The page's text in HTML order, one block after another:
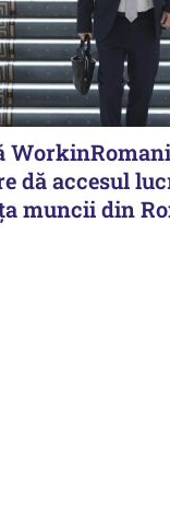
dă accesul
muncii din